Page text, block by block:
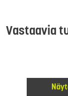
Vastaavia